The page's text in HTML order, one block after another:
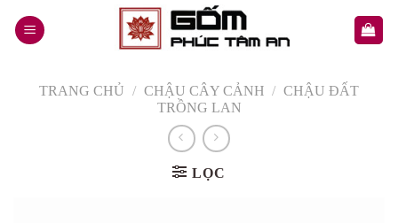
TRANG CHỦ / CHẬU CÂY CẢNH / CHẬU ĐẤT
TRỒNG LAN
LỌC